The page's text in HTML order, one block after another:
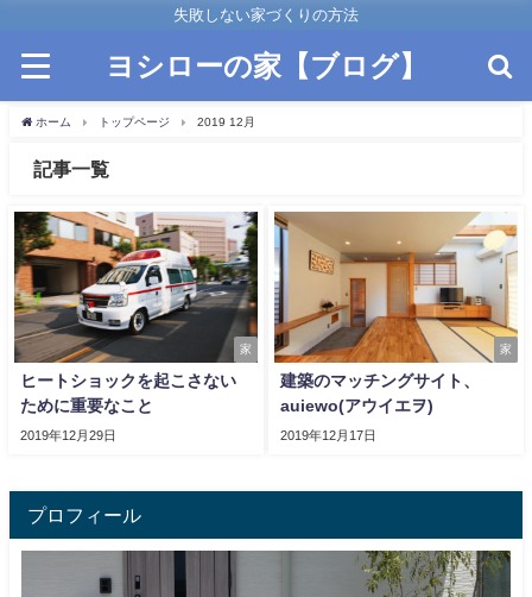
失敗しない家づくりの方法
ヨシローの家【ブログ】
ホーム トップページ 2019 12月
記事一覧
家
ヒートショックを起こさない
ために重要なこと
2019年12月29日
家
建築のマッチングサイト、
auiewo(アウイエヲ)
2019年12月17日
プロフィール